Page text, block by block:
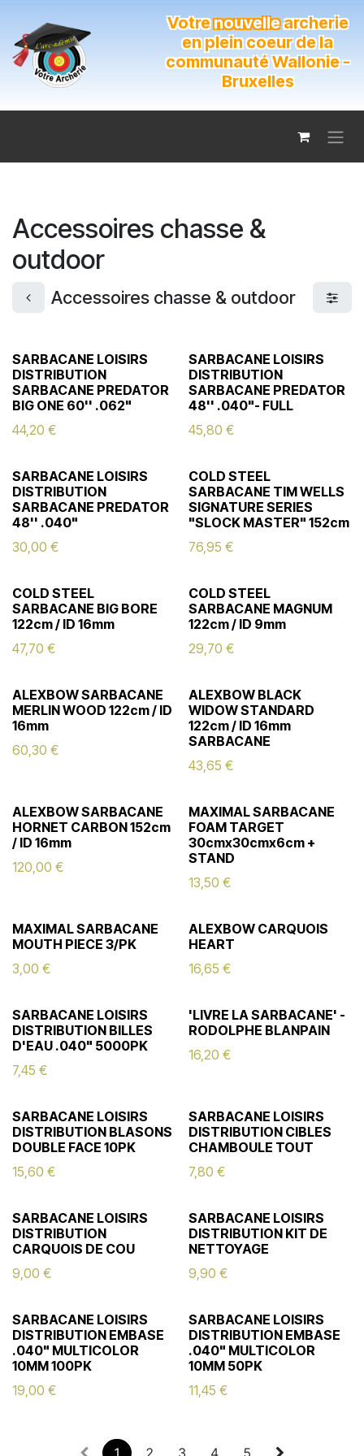
Votrenouvellearcherie
en plein coeur de la
communauté Wallonie -
Bruxelles
Accessoires chasse &
outdoor
Accessoires chasse & outdoor
SARBACANE LOISIRS
DISTRIBUTION
SARBACANE PREDATOR
BIG ONE 60'' .062"
44,20 €
SARBACANE LOISIRS
DISTRIBUTION
SARBACANE PREDATOR
48'' .040"- FULL
45,80 €
SARBACANE LOISIRS
DISTRIBUTION
SARBACANE PREDATOR
48'' .040"
30,00 €
COLD STEEL
SARBACANE TIM WELLS
SIGNATURE SERIES
"SLOCK MASTER" 152cm
76,95 €
COLD STEEL
SARBACANE BIG BORE
122cm / ID 16mm
47,70 €
COLD STEEL
SARBACANE MAGNUM
122cm / ID 9mm
29,70 €
ALEXBOW SARBACANE
MERLIN WOOD 122cm / ID
16mm
60,30 €
ALEXBOW BLACK
WIDOW STANDARD
122cm / ID 16mm
SARBACANE
43,65 €
ALEXBOW SARBACANE
HORNET CARBON 152cm
/ ID 16mm
120,00 €
MAXIMAL SARBACANE
FOAM TARGET
30cmx30cmx6cm +
STAND
13,50 €
MAXIMAL SARBACANE
MOUTH PIECE 3/PK
3,00 €
ALEXBOW CARQUOIS
HEART
16,65 €
SARBACANE LOISIRS
DISTRIBUTION BILLES
D'EAU .040" 5000PK
7,45 €
'LIVRE LA SARBACANE' -
RODOLPHE BLANPAIN
16,20 €
SARBACANE LOISIRS
DISTRIBUTION BLASONS
DOUBLE FACE 10PK
15,60 €
SARBACANE LOISIRS
DISTRIBUTION CIBLES
CHAMBOULE TOUT
7,80 €
SARBACANE LOISIRS
DISTRIBUTION
CARQUOIS DE COU
9,00 €
SARBACANE LOISIRS
DISTRIBUTION KIT DE
NETTOYAGE
9,90 €
SARBACANE LOISIRS
DISTRIBUTION EMBASE
.040" MULTICOLOR
10MM 100PK
19,00 €
SARBACANE LOISIRS
DISTRIBUTION EMBASE
.040" MULTICOLOR
10MM 50PK
11,45 €
1 2 3 4 5